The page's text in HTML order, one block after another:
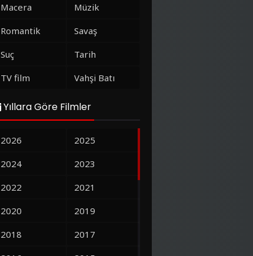
Macera
Müzik
Romantik
Savaş
Suç
Tarih
TV film
Vahşi Batı
Yıllara Göre Filmler
2026
2025
2024
2023
2022
2021
2020
2019
2018
2017